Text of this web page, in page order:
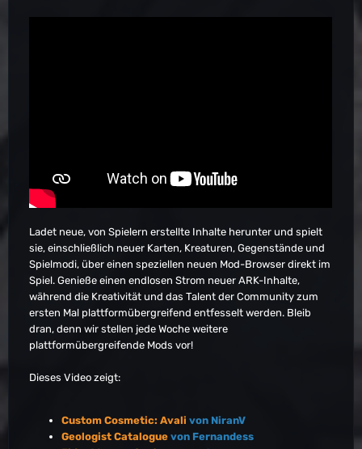
Ladet neue, von Spielern erstellte Inhalte herunter und spielt
sie, einschließlich neuer Karten, Kreaturen, Gegenstände und
Spielmodi, über einen speziellen neuen Mod-Browser direkt im
Spiel. Genieße einen endlosen Strom neuer ARK-Inhalte,
während die Kreativität und das Talent der Community zum
ersten Mal plattformübergreifend entfesselt werden. Bleib
dran, denn wir stellen jede Woche weitere
plattformübergreifende Mods vor!
Dieses Video zeigt:
Custom Cosmetic: Avali von NiranV
Geologist Catalogue von Fernandess